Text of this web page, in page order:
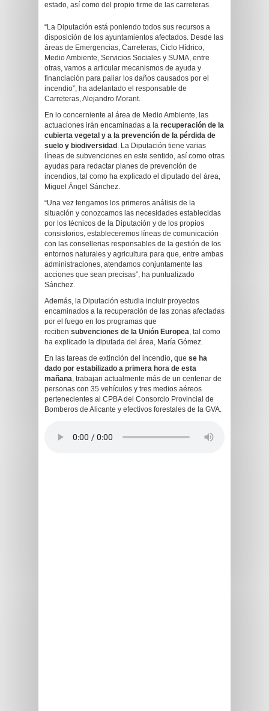
estado, así como del propio firme de las carreteras.
“La Diputación está poniendo todos sus recursos a
disposición de los ayuntamientos afectados. Desde las
áreas de Emergencias, Carreteras, Ciclo Hídrico,
Medio Ambiente, Servicios Sociales y SUMA, entre
otras, vamos a articular mecanismos de ayuda y
financiación para paliar los daños causados por el
incendio”, ha adelantado el responsable de
Carreteras, Alejandro Morant.
En lo concerniente al área de Medio Ambiente, las
actuaciones irán encaminadas a la recuperación de la
cubierta vegetal y a la prevención de la pérdida de
suelo y biodiversidad . La Diputación tiene varias
líneas de subvenciones en este sentido, así como otras
ayudas para redactar planes de prevención de
incendios, tal como ha explicado el diputado del área,
Miguel Ángel Sánchez.
“Una vez tengamos los primeros análisis de la
situación y conozcamos las necesidades establecidas
por los técnicos de la Diputación y de los propios
consistorios, estableceremos líneas de comunicación
con las consellerias responsables de la gestión de los
entornos naturales y agricultura para que, entre ambas
administraciones, atendamos conjuntamente las
acciones que sean precisas”, ha puntualizado
Sánchez.
Además, la Diputación estudia incluir proyectos
encaminados a la recuperación de las zonas afectadas
por el fuego en los programas que
reciben subvenciones de la Unión Europea, tal como
ha explicado la diputada del área, María Gómez.
En las tareas de extinción del incendio, que se ha
dado por estabilizado a primera hora de esta
mañana, trabajan actualmente más de un centenar de
personas con 35 vehículos y tres medios aéreos
pertenecientes al CPBA del Consorcio Provincial de
Bomberos de Alicante y efectivos forestales de la GVA.